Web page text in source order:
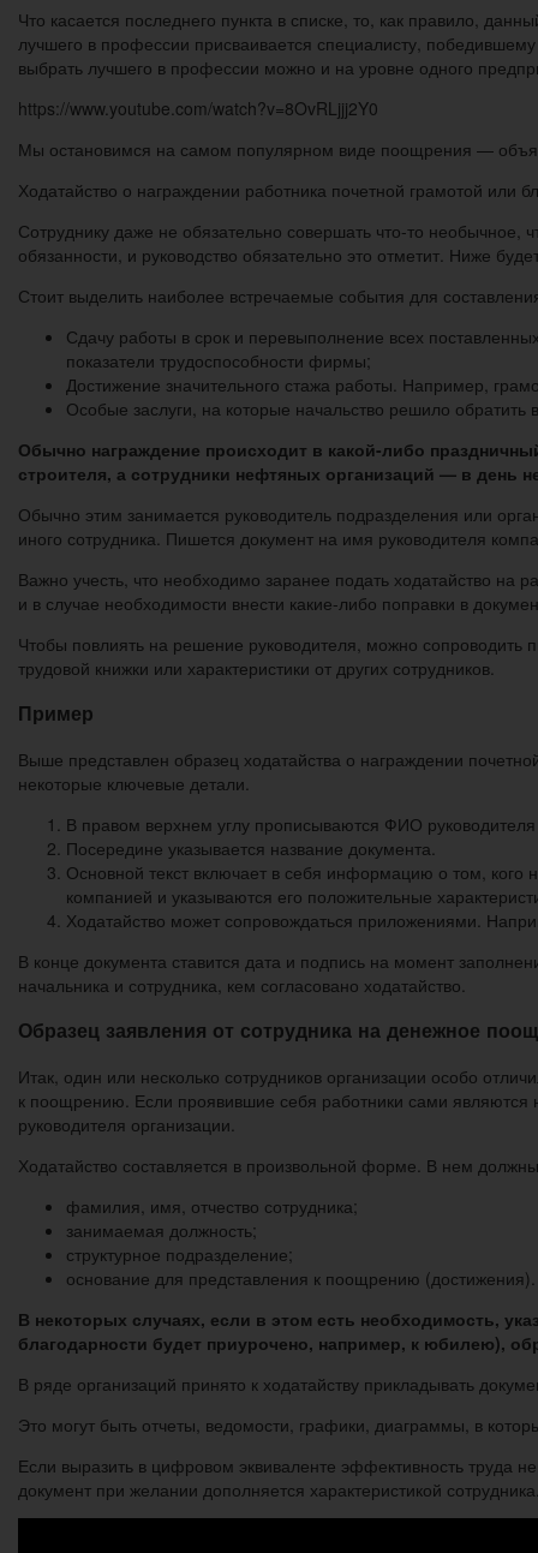
Что касается последнего пункта в списке, то, как правило,
лучшего в профессии присваивается специалисту,
выбрать лучшего в профессии можно и на уровне одного
https://www.youtube.com/watch?v=8OvRLjjj2Y0
Мы остановимся на самом популярном виде поощрения —
Ходатайство о награждении работника почетной грамотой
Сотруднику даже не обязательно совершать что-то необычное,
обязанности, и руководство обязательно это отметит. Ниже
Стоит выделить наиболее встречаемые события для
Сдачу работы в срок и перевыполнение всех
показатели трудоспособности фирмы;
Достижение значительного стажа работы. Например,
Особые заслуги, на которые начальство решило обратить
Обычно награждение происходит в какой-либо
строителя, а сотрудники нефтяных организаций — в день
Обычно этим занимается руководитель подразделения или
иного сотрудника. Пишется документ на имя руководителя
Важно учесть, что необходимо заранее подать ходатайство
и в случае необходимости внести какие-либо поправки в
Чтобы повлиять на решение руководителя, можно сопроводить
трудовой книжки или характеристики от других сотрудников.
Пример
Выше представлен образец ходатайства о награждении
некоторые ключевые детали.
В правом верхнем углу прописываются ФИО
Посередине указывается название документа.
Основной текст включает в себя информацию о том, кого
компанией и указываются его положительные
Ходатайство может сопровождаться приложениями.
В конце документа ставится дата и подпись на момент
начальника и сотрудника, кем согласовано ходатайство.
Образец заявления от сотрудника на денежное
Итак, один или несколько сотрудников организации особо
к поощрению. Если проявившие себя работники сами являются
руководителя организации.
Ходатайство составляется в произвольной форме. В нем
фамилия, имя, отчество сотрудника;
занимаемая должность;
структурное подразделение;
основание для представления к поощрению (достижения).
В некоторых случаях, если в этом есть необходимость,
благодарности будет приурочено, например, к юбилею),
В ряде организаций принято к ходатайству прикладывать
Это могут быть отчеты, ведомости, графики, диаграммы, в
Если выразить в цифровом эквиваленте эффективность труда
документ при желании дополняется характеристикой